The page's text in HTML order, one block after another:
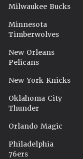
Milwaukee Bucks
Minnesota
Timberwolves
New Orleans
Pelicans
New York Knicks
Oklahoma City
Thunder
Orlando Magic
Philadelphia
76ers